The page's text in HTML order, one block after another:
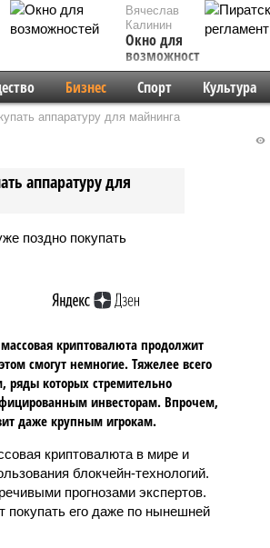
Вячеслав
Калинин
Окно для
возможностей
Бизнес Спорт Культура
аппаратуру для майнинга
аппаратуру для
криптовалюта продолжит
смогут немногие. Тяжелее всего
которых стремительно
инвесторам. Впрочем,
даже крупным игрокам.
криптовалюта в мире и
блокчейн-технологий.
прогнозами экспертов.
покупать его даже по нынешней